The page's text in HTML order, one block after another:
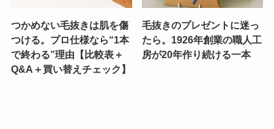
つかめない毛抜きは肌を傷
つける。プロ仕様なら“1本
で終わる”理由【比較表＋
Q&A＋買い替えチェック】
毛抜きのプレゼントに迷っ
たら。1926年創業の職人工
房が20年作り続ける一本